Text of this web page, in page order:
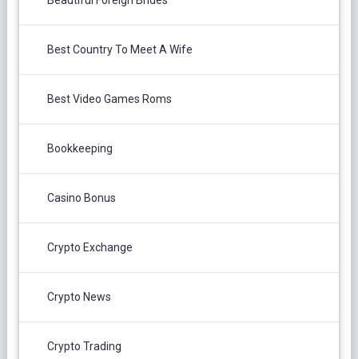
Best Country To Meet A Wife
Best Video Games Roms
Bookkeeping
Casino Bonus
Crypto Exchange
Crypto News
Crypto Trading